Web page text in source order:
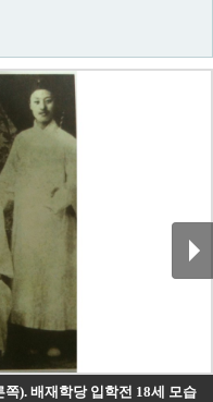
). 배재학당 입학전 18세 모습